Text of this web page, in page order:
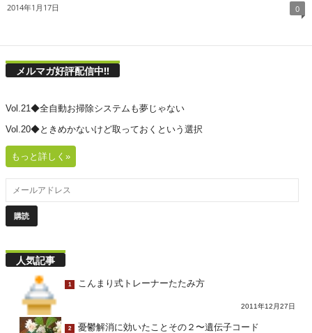
2014年1月17日 0
メルマガ好評配信中!!
Vol.21◆全自動お掃除システムも夢じゃない
Vol.20◆ときめかないけど取っておくという選択
もっと詳しく»
人気記事
1 こんまり式トレーナーたたみ方
2011年12月27日
2 憂鬱解消に効いたことその２〜遺伝子コード